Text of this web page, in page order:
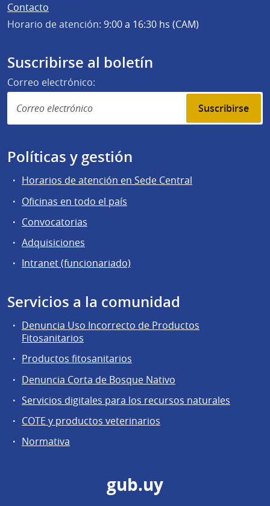
Contacto
Horario de atención: 9:00 a 16:30 hs (CAM)
Suscribirse al boletín
Correo electrónico:
Suscribirse
Políticas y gestión
Horarios de atención en Sede Central
Oficinas en todo el país
Convocatorias
Adquisiciones
Intranet (funcionariado)
Servicios a la comunidad
Denuncia Uso Incorrecto de Productos
Fitosanitarios
Productos fitosanitarios
Denuncia Corta de Bosque Nativo
Servicios digitales para los recursos naturales
COTE y productos veterinarios
Normativa
gub.uy